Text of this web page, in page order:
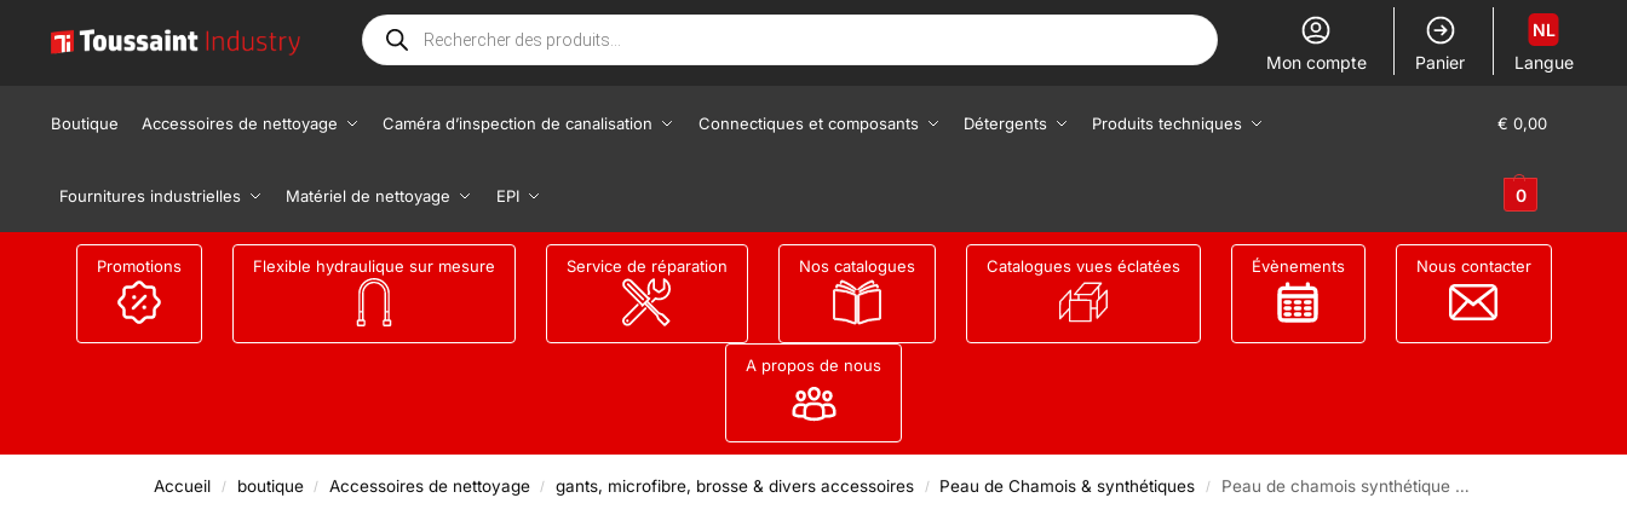
Mon compte Panier Langue
NL
Boutique Accessoires de nettoyage Caméra d’inspection de canalisation Connectiques et composants Détergents Produits techniques
Fournitures industrielles Matériel de nettoyage EPI
€ 0,00
0
Promotions Flexible hydraulique sur mesure Service de réparation Nos catalogues Catalogues vues éclatées Évènements Nous contacter
A propos de nous
Accueil / boutique / Accessoires de nettoyage / gants, microfibre, brosse & divers accessoires / Peau de Chamois & synthétiques / Peau de chamois synthétique Premium – 50 x 50 cm